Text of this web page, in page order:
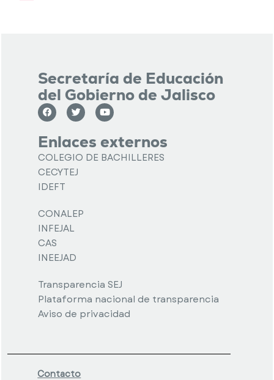
Secretaría de Educación
del Gobierno de Jalisco
Enlaces externos
COLEGIO DE BACHILLERES
CECYTEJ
IDEFT
CONALEP
INFEJAL
CAS
INEEJAD
Transparencia SEJ
Plataforma nacional de transparencia
Aviso de privacidad
Contacto